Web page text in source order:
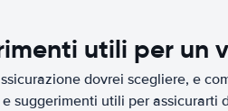
utili per un
dovrei scegliere, e
suggerimenti utili per